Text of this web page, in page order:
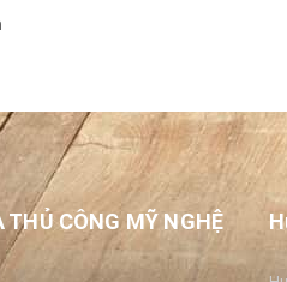
THỦ CÔNG MỸ NGHỆ